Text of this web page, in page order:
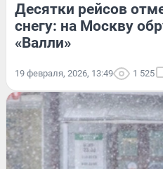
Десятки рейсов
снегу: на Москву
«Валли»
19 февраля, 2026, 13:49 1 525